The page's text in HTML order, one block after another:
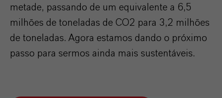
metade, passando de um equivalente a 6,5
milhões de toneladas de CO2 para 3,2 milhões
de toneladas. Agora estamos dando o próximo
passo para sermos ainda mais sustentáveis.